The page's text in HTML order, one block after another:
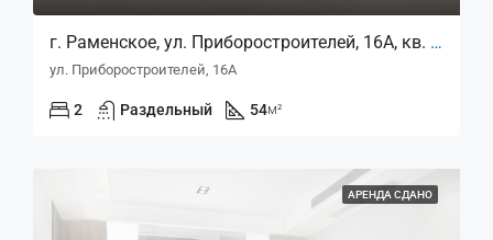
г. Раменское, ул. Приборостроителей, 16А, кв. 170
ул. Приборостроителей, 16А
2 Раздельный 54м²
АРЕНДА СДАНО